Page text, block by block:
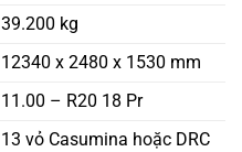
39.200 kg
12340 x 2480 x 1530 mm
11.00 – R20 18 Pr
13 vỏ Casumina hoặc DRC